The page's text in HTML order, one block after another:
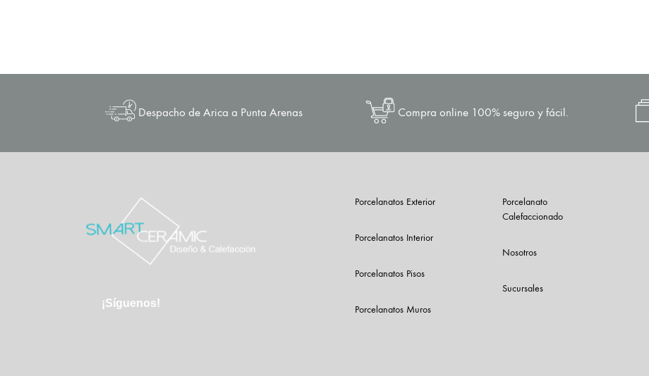
Despacho de Arica a Punta Arenas Compra online 100% seguro y fácil.
¡Síguenos!
Porcelanatos Exterior
Porcelanatos Interior
Porcelanatos Pisos
Porcelanatos Muros
Porcelanato
Calefaccionado
Nosotros
Sucursales